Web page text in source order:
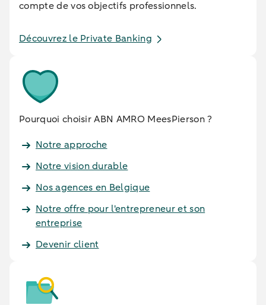
compte de vos objectifs professionnels.
Découvrez le Private Banking
Pourquoi choisir ABN AMRO MeesPierson ?
Notre approche
Notre vision durable
Nos agences en Belgique
Notre offre pour l'entrepreneur et son
entreprise
Devenir client